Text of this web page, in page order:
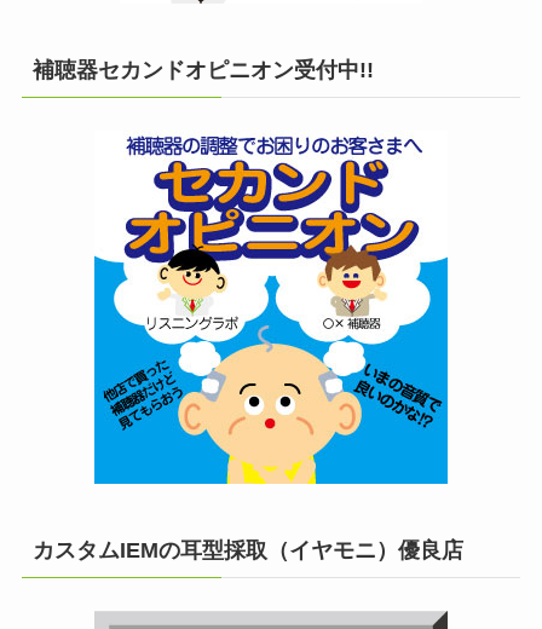
補聴器セカンドオピニオン受付中!!
カスタムIEMの耳型採取（イヤモニ）優良店